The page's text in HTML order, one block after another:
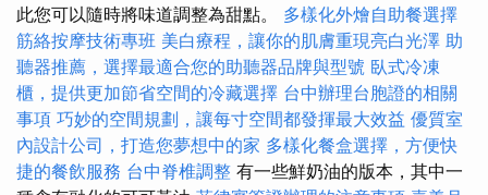
此您可以隨時將味道調整為甜點。 多樣化外燴自助餐選擇
筋絡按摩技術專班 美白療程，讓你的肌膚重現亮白光澤 助
聽器推薦，選擇最適合您的助聽器品牌與型號 臥式冷凍
櫃，提供更加節省空間的冷藏選擇 台中辦理台胞證的相關
事項 巧妙的空間規劃，讓每寸空間都發揮最大效益 優質室
內設計公司，打造您夢想中的家 多樣化餐盒選擇，方便快
捷的餐飲服務 台中脊椎調整 有一些鮮奶油的版本，其中一